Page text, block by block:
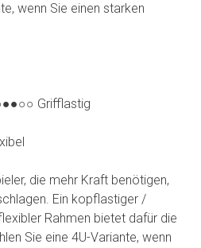
wenn Sie einen starken
Grifflastig
die mehr Kraft benötigen,
Ein kopflastiger /
Rahmen bietet dafür die
Sie eine 4U-Variante, wenn